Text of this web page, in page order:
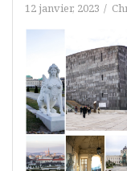
12 janvier, 2023